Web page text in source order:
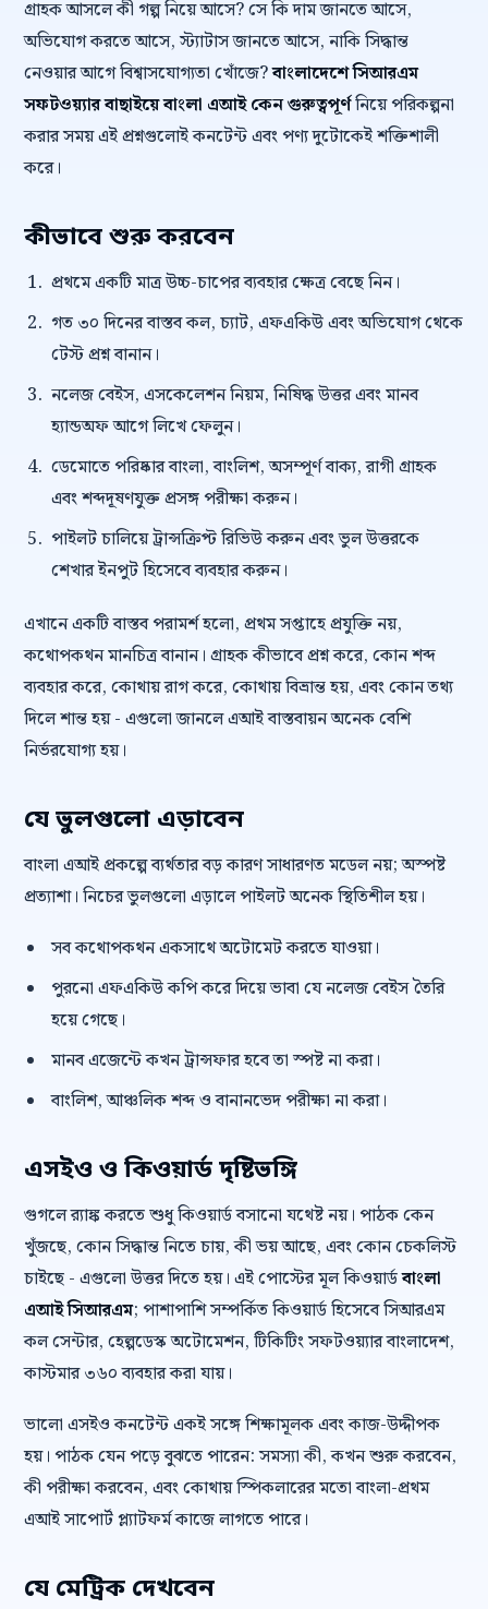
গ্রাহক আসলে কী গল্প নিয়ে আসে? সে কি দাম জানতে আসে,
অভিযোগ করতে আসে, স্ট্যাটাস জানতে আসে, নাকি সিদ্ধান্ত
নেওয়ার আগে বিশ্বাসযোগ্যতা খোঁজে?বাংলাদেশে সিআরএম
সফটওয়্যার বাছাইয়ে বাংলা এআই কেন গুরুত্বপূর্ণনিয়ে পরিকল্পনা
করার সময় এই প্রশ্নগুলোই কনটেন্ট এবং পণ্য দুটোকেই শক্তিশালী
করে।
কীভাবে শুরু করবেন
প্রথমে একটি মাত্র উচ্চ-চাপের ব্যবহার ক্ষেত্র বেছে নিন।
গত ৩০ দিনের বাস্তব কল, চ্যাট, এফএকিউ এবং অভিযোগ থেকে
টেস্ট প্রশ্ন বানান।
নলেজ বেইস, এসকেলেশন নিয়ম, নিষিদ্ধ উত্তর এবং মানব
হ্যান্ডঅফ আগে লিখে ফেলুন।
ডেমোতে পরিষ্কার বাংলা, বাংলিশ, অসম্পূর্ণ বাক্য, রাগী গ্রাহক
এবং শব্দদূষণযুক্ত প্রসঙ্গ পরীক্ষা করুন।
পাইলট চালিয়ে ট্রান্সক্রিপ্ট রিভিউ করুন এবং ভুল উত্তরকে
শেখার ইনপুট হিসেবে ব্যবহার করুন।
এখানে একটি বাস্তব পরামর্শ হলো, প্রথম সপ্তাহে প্রযুক্তি নয়,
কথোপকথন মানচিত্র বানান। গ্রাহক কীভাবে প্রশ্ন করে, কোন শব্দ
ব্যবহার করে, কোথায় রাগ করে, কোথায় বিভ্রান্ত হয়, এবং কোন তথ্য
দিলে শান্ত হয় - এগুলো জানলে এআই বাস্তবায়ন অনেক বেশি
নির্ভরযোগ্য হয়।
যে ভুলগুলো এড়াবেন
বাংলা এআই প্রকল্পে ব্যর্থতার বড় কারণ সাধারণত মডেল নয়; অস্পষ্ট
প্রত্যাশা। নিচের ভুলগুলো এড়ালে পাইলট অনেক স্থিতিশীল হয়।
সব কথোপকথন একসাথে অটোমেট করতে যাওয়া।
পুরনো এফএকিউ কপি করে দিয়ে ভাবা যে নলেজ বেইস তৈরি
হয়ে গেছে।
মানব এজেন্টে কখন ট্রান্সফার হবে তা স্পষ্ট না করা।
বাংলিশ, আঞ্চলিক শব্দ ও বানানভেদ পরীক্ষা না করা।
এসইও ও কিওয়ার্ড দৃষ্টিভঙ্গি
গুগলে র‍্যাঙ্ক করতে শুধু কিওয়ার্ড বসানো যথেষ্ট নয়। পাঠক কেন
খুঁজছে, কোন সিদ্ধান্ত নিতে চায়, কী ভয় আছে, এবং কোন চেকলিস্ট
চাইছে - এগুলো উত্তর দিতে হয়। এই পোস্টের মূল কিওয়ার্ডবাংলা
এআই সিআরএম; পাশাপাশি সম্পর্কিত কিওয়ার্ড হিসেবে সিআরএম
কল সেন্টার, হেল্পডেস্ক অটোমেশন, টিকিটিং সফটওয়্যার বাংলাদেশ,
কাস্টমার ৩৬০ ব্যবহার করা যায়।
ভালো এসইও কনটেন্ট একই সঙ্গে শিক্ষামূলক এবং কাজ-উদ্দীপক
হয়। পাঠক যেন পড়ে বুঝতে পারেন: সমস্যা কী, কখন শুরু করবেন,
কী পরীক্ষা করবেন, এবং কোথায় স্পিকলারের মতো বাংলা-প্রথম
এআই সাপোর্ট প্ল্যাটফর্ম কাজে লাগতে পারে।
যে মেট্রিক দেখবেন